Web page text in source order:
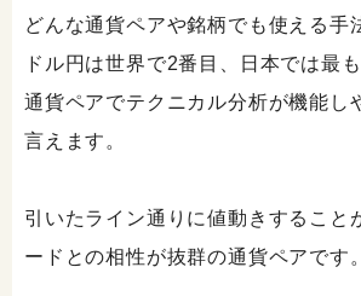
どんな通貨ペアや銘柄でも使える手
ドル円は世界で2番目、日本では最
通貨ペアでテクニカル分析が機能し
言えます。
引いたライン通りに値動きすること
ードとの相性が抜群の通貨ペアです。